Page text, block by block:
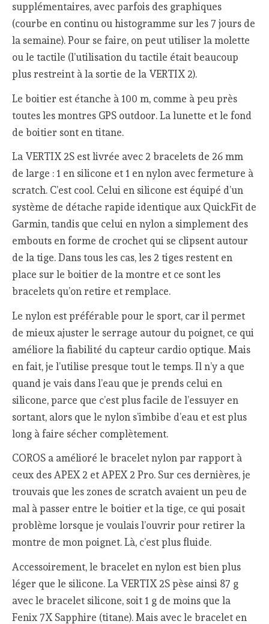
supplémentaires, avec parfois des graphiques
(courbe en continu ou histogramme sur les 7 jours de
la semaine). Pour se faire, on peut utiliser la molette
ou le tactile (l’utilisation du tactile était beaucoup
plus restreint à la sortie de la VERTIX 2).
Le boitier est étanche à 100 m, comme à peu près
toutes les montres GPS outdoor. La lunette et le fond
de boitier sont en titane.
La VERTIX 2S est livrée avec 2 bracelets de 26 mm
de large : 1 en silicone et 1 en nylon avec fermeture à
scratch. C’est cool. Celui en silicone est équipé d’un
système de détache rapide identique aux QuickFit de
Garmin, tandis que celui en nylon a simplement des
embouts en forme de crochet qui se clipsent autour
de la tige. Dans tous les cas, les 2 tiges restent en
place sur le boitier de la montre et ce sont les
bracelets qu’on retire et remplace.
Le nylon est préférable pour le sport, car il permet
de mieux ajuster le serrage autour du poignet, ce qui
améliore la fiabilité du capteur cardio optique. Mais
en fait, je l’utilise presque tout le temps. Il n’y a que
quand je vais dans l’eau que je prends celui en
silicone, parce que c’est plus facile de l’essuyer en
sortant, alors que le nylon s’imbibe d’eau et est plus
long à faire sécher complètement.
COROS a amélioré le bracelet nylon par rapport à
ceux des APEX 2 et APEX 2 Pro. Sur ces dernières, je
trouvais que les zones de scratch avaient un peu de
mal à passer entre le boitier et la tige, ce qui posait
problème lorsque je voulais l’ouvrir pour retirer la
montre de mon poignet. Là, c’est plus fluide.
Accessoirement, le bracelet en nylon est bien plus
léger que le silicone. La VERTIX 2S pèse ainsi 87 g
avec le bracelet silicone, soit 1 g de moins que la
Fenix 7X Sapphire (titane). Mais avec le bracelet en